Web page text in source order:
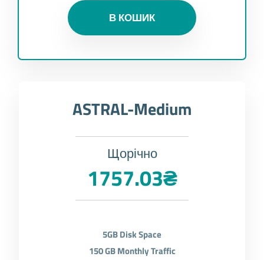
В КОШИК
ASTRAL-Medium
Щорічно
1757.03₴
5GB Disk Space
150 GB Monthly Traffic